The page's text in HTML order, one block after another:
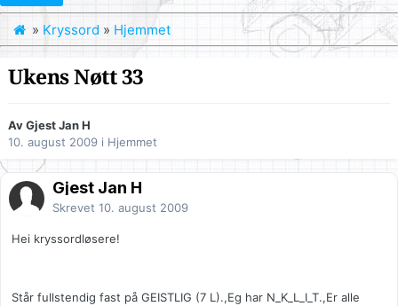
» Kryssord » Hjemmet
Ukens Nøtt 33
Av Gjest Jan H
10. august 2009 i Hjemmet
Gjest Jan H
Skrevet 10. august 2009
Hei kryssordløsere!
Står fullstendig fast på GEISTLIG (7 L).,Eg har N_K_L_I_T.,Er alle